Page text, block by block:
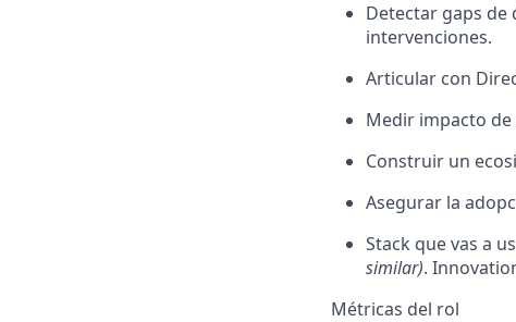
Detectar gaps de
intervenciones.
Articular con
Medir impacto
Construir un
Asegurar la
Stack que vas a
similar).
Métricas del rol